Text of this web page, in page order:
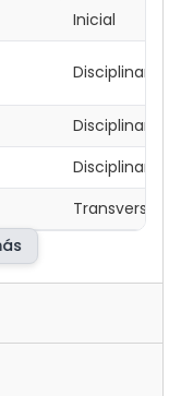
Inicial
Disciplinar
Disciplinar
Disciplinar/
Transversal